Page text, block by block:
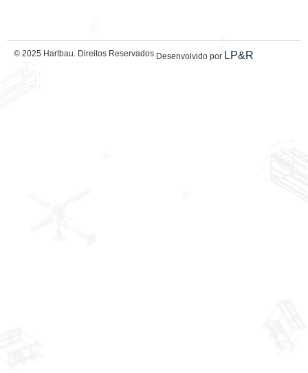
© 2025 Hartbau. Direitos Reservados.Desenvolvido por LP&R